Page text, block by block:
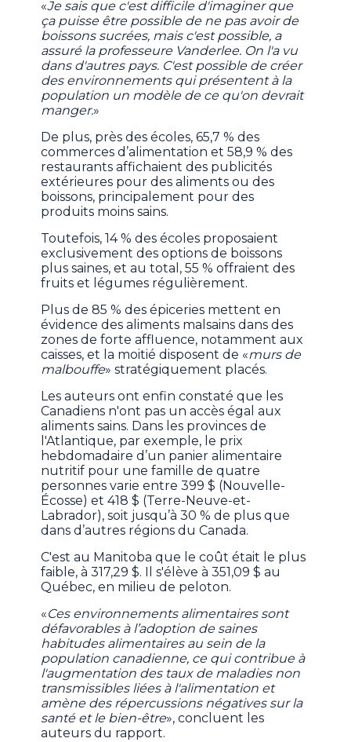
«Je sais que c'est difficile d'imaginer que
ça puisse être possible de ne pas avoir de
boissons sucrées, mais c'est possible, a
assuré la professeure Vanderlee. On l'a vu
dans d'autres pays. C'est possible de créer
des environnements qui présentent à la
population un modèle de ce qu'on devrait
manger.»
De plus, près des écoles, 65,7 % des
commerces d’alimentation et 58,9 % des
restaurants affichaient des publicités
extérieures pour des aliments ou des
boissons, principalement pour des
produits moins sains.
Toutefois, 14 % des écoles proposaient
exclusivement des options de boissons
plus saines, et au total, 55 % offraient des
fruits et légumes régulièrement.
Plus de 85 % des épiceries mettent en
évidence des aliments malsains dans des
zones de forte affluence, notamment aux
caisses, et la moitié disposent de «murs de
malbouffe» stratégiquement placés.
Les auteurs ont enfin constaté que les
Canadiens n'ont pas un accès égal aux
aliments sains. Dans les provinces de
l'Atlantique, par exemple, le prix
hebdomadaire d’un panier alimentaire
nutritif pour une famille de quatre
personnes varie entre 399 $ (Nouvelle-
Écosse) et 418 $ (Terre-Neuve-et-
Labrador), soit jusqu’à 30 % de plus que
dans d’autres régions du Canada.
C'est au Manitoba que le coût était le plus
faible, à 317,29 $. Il s'élève à 351,09 $ au
Québec, en milieu de peloton.
«Ces environnements alimentaires sont
défavorables à l’adoption de saines
habitudes alimentaires au sein de la
population canadienne, ce qui contribue à
l'augmentation des taux de maladies non
transmissibles liées à l'alimentation et
amène des répercussions négatives sur la
santé et le bien-être», concluent les
auteurs du rapport.